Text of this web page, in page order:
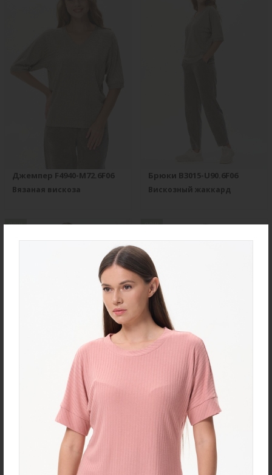
Джемпер F4940-M72.6F06
Вязаная вискоза
Брюки B3015-U90.6F06
Вискозный жаккард
new
Юбка U0170-O59.4F02
new
Халат D0480-F54.6F15
Кулирная гладь